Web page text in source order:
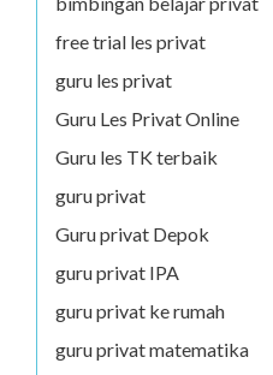
free trial les privat
guru les privat
Guru Les Privat Online
Guru les TK terbaik
guru privat
Guru privat Depok
guru privat IPA
guru privat ke rumah
guru privat matematika